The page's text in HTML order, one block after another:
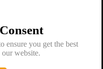
ensure you get the best
website.